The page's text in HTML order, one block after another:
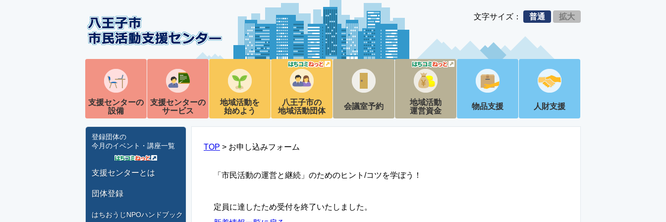
文字サイズ： 普通 拡大
支援センターの
設備
支援センターの
サービス
地域活動を
始めよう
八王子市の
地域活動団体
会議室予約
地域活動
運営資金
物品支援 人財支援
登録団体の
今月のイベント・講座一覧
支援センターとは
団体登録
はちおうじNPOハンドブック
TOP > お申し込みフォーム
「市民活動の運営と継続」のためのヒント/コツを学ぼう！
定員に達したため受付を終了いたしました。